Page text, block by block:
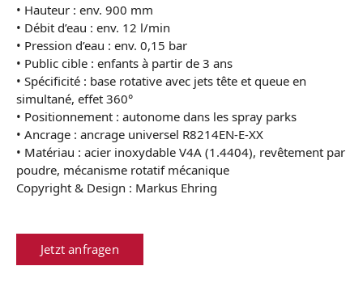
• Hauteur : env. 900 mm
• Débit d’eau : env. 12 l/min
• Pression d’eau : env. 0,15 bar
• Public cible : enfants à partir de 3 ans
• Spécificité : base rotative avec jets tête et queue en
simultané, effet 360°
• Positionnement : autonome dans les spray parks
• Ancrage : ancrage universel R8214EN-E-XX
• Matériau : acier inoxydable V4A (1.4404), revêtement par
poudre, mécanisme rotatif mécanique
Copyright & Design : Markus Ehring
Jetzt anfragen